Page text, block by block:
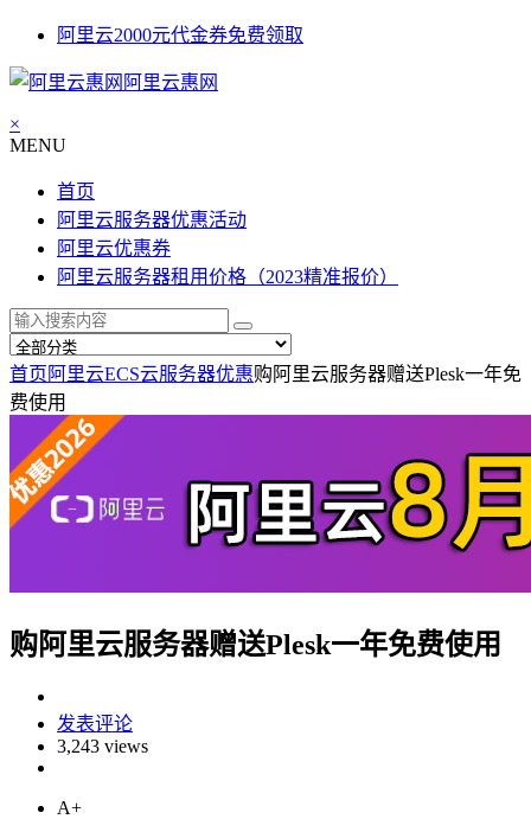
阿里云2000元代金券免费领取
阿里云惠网
×
MENU
首页
阿里云服务器优惠活动
阿里云优惠券
阿里云服务器租用价格（2023精准报价）
首页 阿里云ECS云服务器优惠购阿里云服务器赠送Plesk一年免
费使用
购阿里云服务器赠送Plesk一年免费使用
发表评论
3,243 views
A+